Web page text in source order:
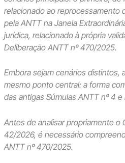
relacionado ao reprocessamento
pela ANTT na Janela
jurídica, relacionado à própria
Deliberação ANTT nº 470/2025.
Embora sejam cenários distintos,
mesmo ponto central: a forma
das antigas Súmulas ANTT nº 4
Antes de analisar propriamente o
42/2026, é necessário
ANTT nº 470/2025.